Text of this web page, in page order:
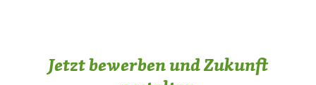
Jetzt bewerben und Zukunft